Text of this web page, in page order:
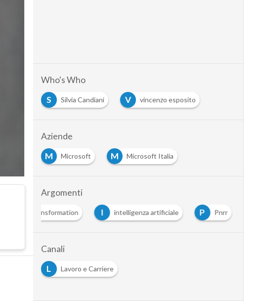
Who's Who
S
Silvia Candiani V vincenzo esposito
Aziende
M
Microsoft M Microsoft Italia
Argomenti
Digital transformation I intelligenza artificiale P Pnrr
Canali
L
Lavoro e Carriere